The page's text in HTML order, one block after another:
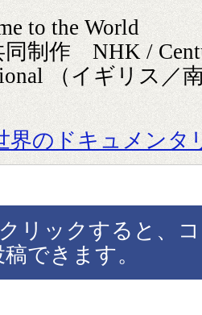
to the World
同制作 NHK /
（イギリス
界のドキュメンタ
リックすると、
できます。